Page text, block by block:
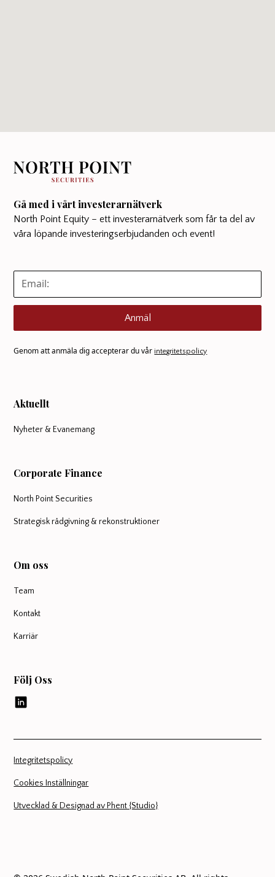
Gå med i vårt investerarnätverk
North Point Equity – ett investerarnätverk som får ta del av
våra löpande investeringserbjudanden och event!
Anmäl
Genom att anmäla dig accepterar du vår integritetspolicy
Aktuellt
Nyheter & Evanemang
Corporate Finance
North Point Securities
Strategisk rådgivning & rekonstruktioner
Om oss
Team
Kontakt
Karriär
Följ Oss
Integritetspolicy
Cookies Inställningar
Utvecklad & Designad av Phent {Studio}